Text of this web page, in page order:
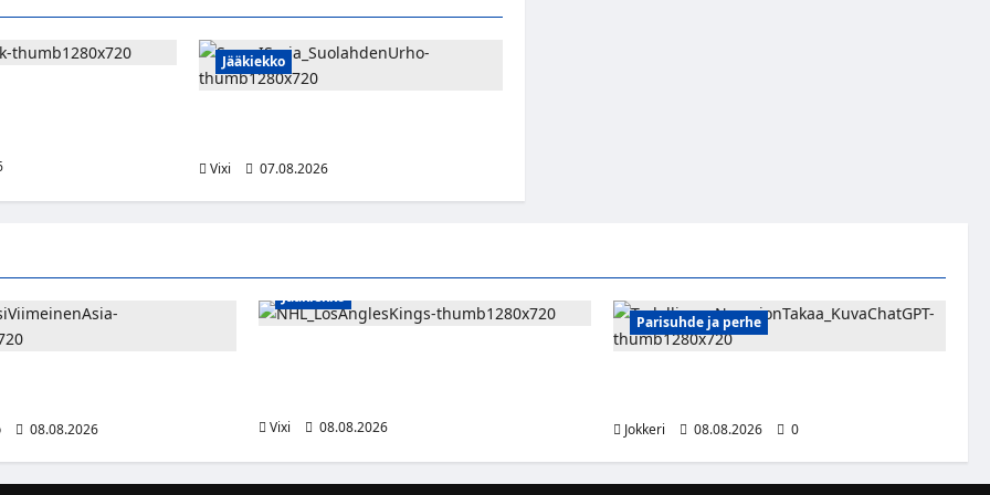
Jääkiekko
Vixi
07.08.2026
08.08.2026
Jääkiekko
Vixi
08.08.2026
Parisuhde ja perhe
Jokkeri
08.08.2026 0